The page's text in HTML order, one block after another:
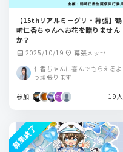
【15thリアルミーグリ・幕張】鶴
崎仁香ちゃんへお花を贈りません
か？
calendar_month 2025/10/19 location_on 幕張メッセ
仁香ちゃんに喜んでもらえるよ
う頑張ります
参加 19人
募集終了